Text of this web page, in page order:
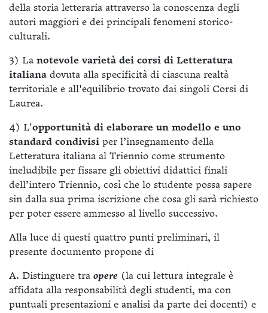
della storia letteraria attraverso la conoscenza degli
autori maggiori e dei principali fenomeni storico-
culturali.
3) La notevole varietà dei corsi di Letteratura
italiana dovuta alla specificità di ciascuna realtà
territoriale e all'equilibrio trovato dai singoli Corsi di
Laurea.
4) L'opportunità di elaborare un modello e uno
standard condivisi per l’insegnamento della
Letteratura italiana al Triennio come strumento
ineludibile per fissare gli obiettivi didattici finali
dell’intero Triennio, così che lo studente possa sapere
sin dalla sua prima iscrizione che cosa gli sarà richiesto
per poter essere ammesso al livello successivo.
Alla luce di questi quattro punti preliminari, il
presente documento propone di
A. Distinguere tra opere (la cui lettura integrale è
affidata alla responsabilità degli studenti, ma con
puntuali presentazioni e analisi da parte dei docenti) e